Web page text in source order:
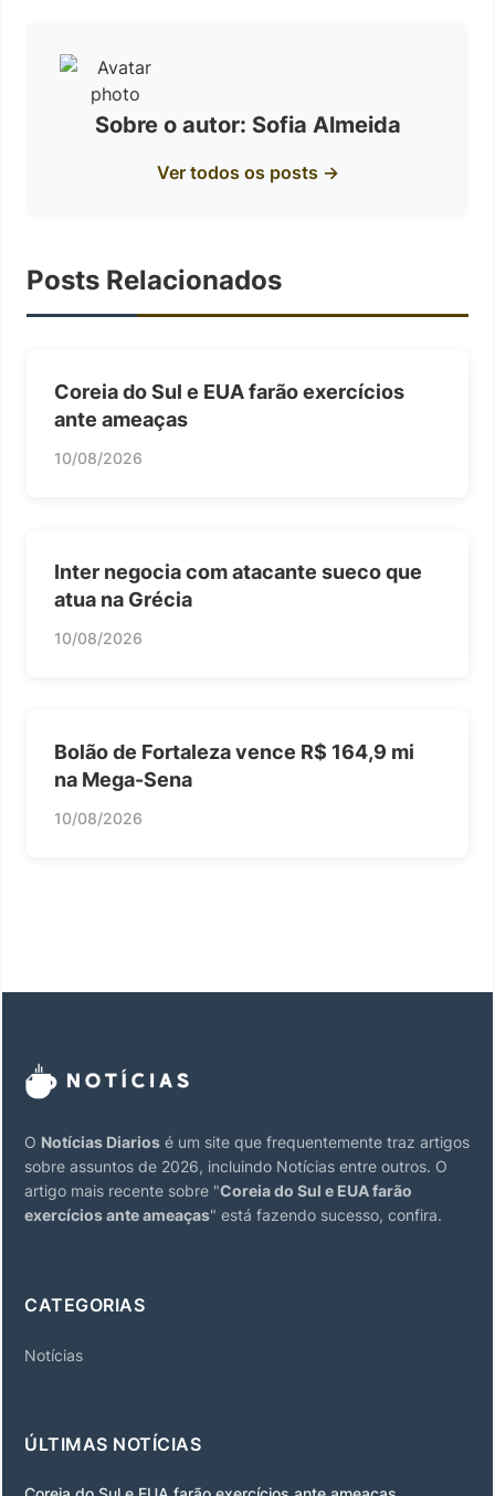
Sobre o autor: Sofia Almeida
Ver todos os posts →
Posts Relacionados
Coreia do Sul e EUA farão exercícios
ante ameaças
10/08/2026
Inter negocia com atacante sueco que
atua na Grécia
10/08/2026
Bolão de Fortaleza vence R$ 164,9 mi
na Mega-Sena
10/08/2026
O Notícias Diarios é um site que frequentemente traz artigos
sobre assuntos de 2026, incluindo Notícias entre outros. O
artigo mais recente sobre "Coreia do Sul e EUA farão
exercícios ante ameaças" está fazendo sucesso, confira.
CATEGORIAS
Notícias
ÚLTIMAS NOTÍCIAS